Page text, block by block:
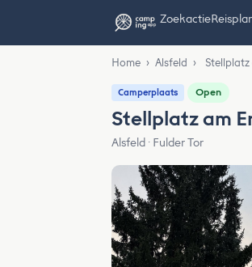
Zoekactie
Home › Alsfeld ›
Camperplaats Open
Stellplatz am
Alsfeld · Fulder Tor